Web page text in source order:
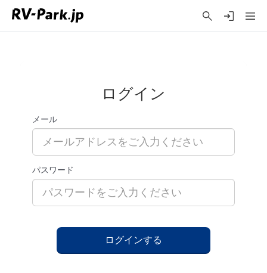
ログイン
メール
パスワード